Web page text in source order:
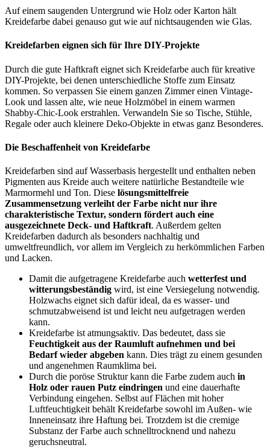
Auf einem saugenden Untergrund wie Holz oder Karton hält
Kreidefarbe dabei genauso gut wie auf nichtsaugenden wie Glas.
Kreidefarben eignen sich für Ihre DIY-Projekte
Durch die gute Haftkraft eignet sich Kreidefarbe auch für kreative
DIY-Projekte, bei denen unterschiedliche Stoffe zum Einsatz
kommen. So verpassen Sie einem ganzen Zimmer einen Vintage-
Look und lassen alte, wie neue Holzmöbel in einem warmen
Shabby-Chic-Look erstrahlen. Verwandeln Sie so Tische, Stühle,
Regale oder auch kleinere Deko-Objekte in etwas ganz Besonderes.
Die Beschaffenheit von Kreidefarbe
Kreidefarben sind auf Wasserbasis hergestellt und enthalten neben
Pigmenten aus Kreide auch weitere natürliche Bestandteile wie
Marmormehl und Ton. Diese lösungsmittelfreie
Zusammensetzung verleiht der Farbe nicht nur ihre
charakteristische Textur, sondern fördert auch eine
ausgezeichnete Deck- und Haftkraft. Außerdem gelten
Kreidefarben dadurch als besonders nachhaltig und
umweltfreundlich, vor allem im Vergleich zu herkömmlichen Farben
und Lacken.
Damit die aufgetragene Kreidefarbe auch wetterfest und
witterungsbeständig wird, ist eine Versiegelung notwendig.
Holzwachs eignet sich dafür ideal, da es wasser- und
schmutzabweisend ist und leicht neu aufgetragen werden
kann.
Kreidefarbe ist atmungsaktiv. Das bedeutet, dass sie
Feuchtigkeit aus der Raumluft aufnehmen und bei
Bedarf wieder abgeben kann. Dies trägt zu einem gesunden
und angenehmen Raumklima bei.
Durch die poröse Struktur kann die Farbe zudem auch in
Holz oder rauen Putz eindringen und eine dauerhafte
Verbindung eingehen. Selbst auf Flächen mit hoher
Luftfeuchtigkeit behält Kreidefarbe sowohl im Außen- wie
Inneneinsatz ihre Haftung bei. Trotzdem ist die cremige
Substanz der Farbe auch schnelltrocknend und nahezu
geruchsneutral.